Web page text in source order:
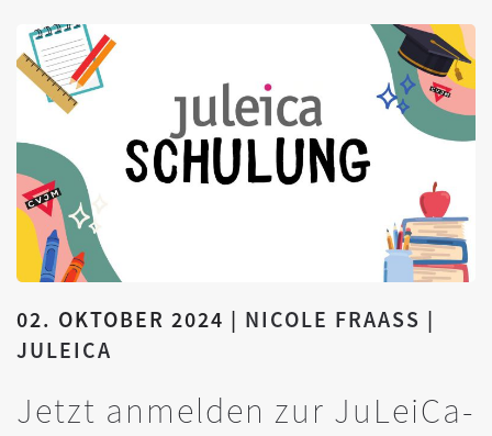
02. OKTOBER 2024 | NICOLE FRAASS
|
JULEICA
Jetzt anmelden zur JuLeiCa-